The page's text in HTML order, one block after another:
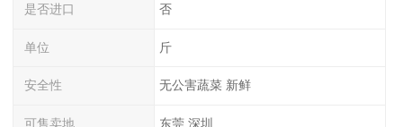
是否进口 否
单位 斤
安全性 无公害蔬菜 新鲜
可售卖地 东莞 深圳